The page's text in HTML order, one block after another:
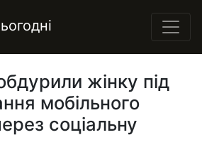
жінку під
мобільного
соціальну